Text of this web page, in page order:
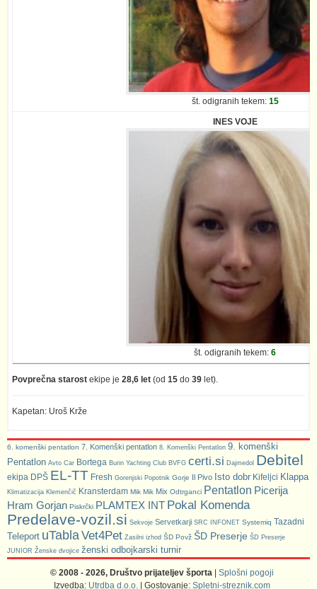
št. odigranih tekem: 15
INES VOJE
št. odigranih tekem:6
Povprečna starost ekipe je 28,6 let (od 15 do 39 let).
Kapetan: Uroš Krže
6. komenški pentatlon 7. Komenški pentatlon 8. Komenški Pentatlon 9. komenški
Pentatlon Avto Car Bortega Burin Yachting Club BVFG certi.si Dajmedol Debitel
ekipa DPŠ EL-TT Fresh Gorenjski Popotnik Gorje Il Pivo Isto dobr Kifeljci Klappa
Klimatizacija Klemenčič Kransterdam Mik Mik Mix Odtrganci Pentatlon Picerija
Hram Gorjan Piskrčki PLAMTEX INT Pokal Komenda
Predelave-vozil.si Sekvoje Servetkarji SRC INFONET Systemiq Tazadni
Teleport uTabla Vet4Pet Zasilni izhod ŠD Povž ŠD Preserje ŠD Preserje
JUNIOR Ženske dvojice ženski odbojkarski turnir
© 2008 - 2026, Društvo prijateljev športa | Splošni pogoji
Izvedba: Utrdba d.o.o. | Gostovanje: Spletni-streznik.com